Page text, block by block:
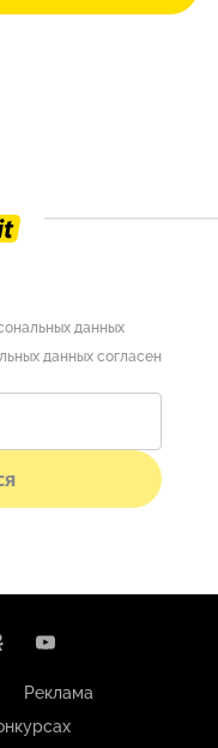
данных
данных согласен
Реклама